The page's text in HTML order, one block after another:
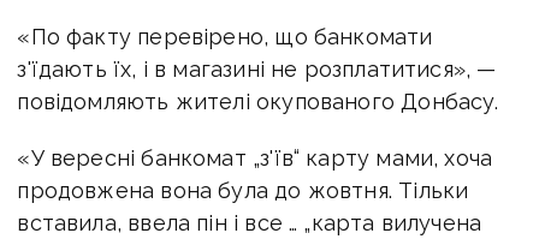
«По факту перевірено, що банкомати
з'їдають їх, і в магазині не розплатитися», —
повідомляють жителі окупованого Донбасу.
«У вересні банкомат „з'їв“ карту мами, хоча
продовжена вона була до жовтня. Тільки
вставила, ввела пін і все … „карта вилучена